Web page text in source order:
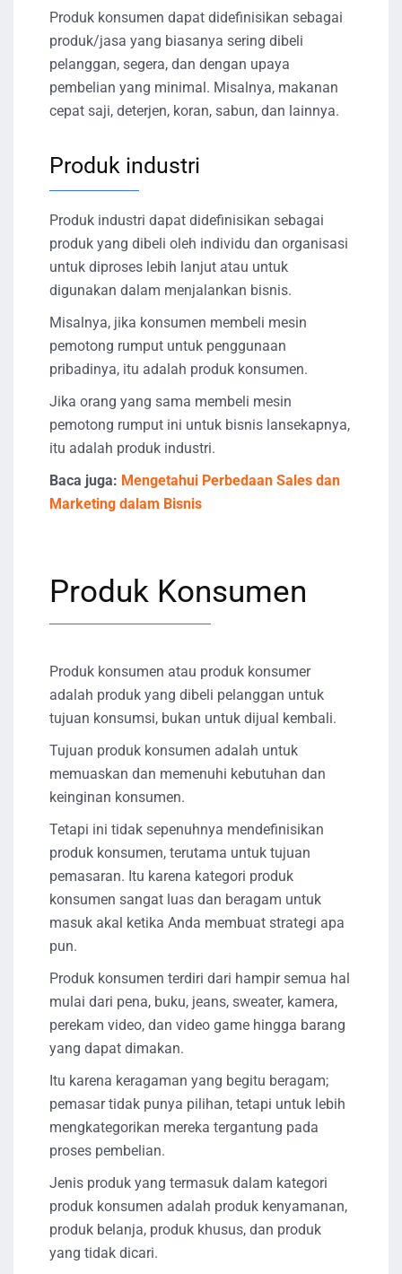
Produk konsumen dapat didefinisikan sebagai
produk/jasa yang biasanya sering dibeli
pelanggan, segera, dan dengan upaya
pembelian yang minimal. Misalnya, makanan
cepat saji, deterjen, koran, sabun, dan lainnya.
Produk industri
Produk industri dapat didefinisikan sebagai
produk yang dibeli oleh individu dan organisasi
untuk diproses lebih lanjut atau untuk
digunakan dalam menjalankan bisnis.
Misalnya, jika konsumen membeli mesin
pemotong rumput untuk penggunaan
pribadinya, itu adalah produk konsumen.
Jika orang yang sama membeli mesin
pemotong rumput ini untuk bisnis lansekapnya,
itu adalah produk industri.
Baca juga: Mengetahui Perbedaan Sales dan
Marketing dalam Bisnis
Produk Konsumen
Produk konsumen atau produk konsumer
adalah produk yang dibeli pelanggan untuk
tujuan konsumsi, bukan untuk dijual kembali.
Tujuan produk konsumen adalah untuk
memuaskan dan memenuhi kebutuhan dan
keinginan konsumen.
Tetapi ini tidak sepenuhnya mendefinisikan
produk konsumen, terutama untuk tujuan
pemasaran. Itu karena kategori produk
konsumen sangat luas dan beragam untuk
masuk akal ketika Anda membuat strategi apa
pun.
Produk konsumen terdiri dari hampir semua hal
mulai dari pena, buku, jeans, sweater, kamera,
perekam video, dan video game hingga barang
yang dapat dimakan.
Itu karena keragaman yang begitu beragam;
pemasar tidak punya pilihan, tetapi untuk lebih
mengkategorikan mereka tergantung pada
proses pembelian.
Jenis produk yang termasuk dalam kategori
produk konsumen adalah produk kenyamanan,
produk belanja, produk khusus, dan produk
yang tidak dicari.